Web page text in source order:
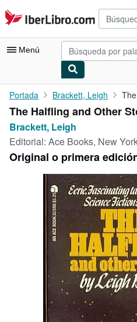
Pasar al contenido principal
IberLibro.com
Menú
Mi cuenta
Consultar mis pedidos
Búsqueda avanzada
Colecciones
Libros antiguos
Arte y coleccionismo
Vendedores
Comenzar a vender
Portada Brackett, Leigh
The Halfling and Other
Brackett, Leigh
Editorial: Ace Books, New
Original o primera